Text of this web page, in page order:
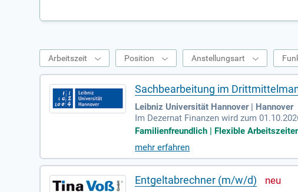
Arbeitszeit Position Anstellungsart
Sachbearbeitung im
Leibniz Universität Hannover | Hannover
Im Dezernat Finanzen wird zum
ristet und erfordert die Prüfung von
ung und Überwachung von
Geldgebern und Wissenschaft und
nswert. Bewerben Sie sich jetzt, um Teil
Familienfreundlich | Flexible
mehr erfahren
Entgeltabrechner (m/w/d)